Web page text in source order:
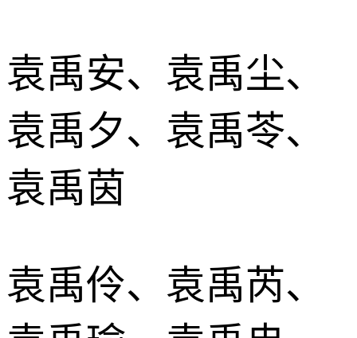
袁禹安、袁禹尘、
袁禹夕、袁禹苓、
袁禹茵
袁禹伶、袁禹芮、